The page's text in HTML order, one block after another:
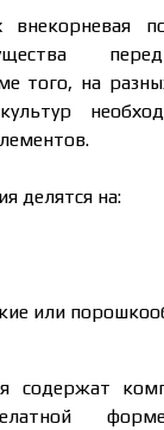
внекорневая
того, на
делятся на:
или
содержат